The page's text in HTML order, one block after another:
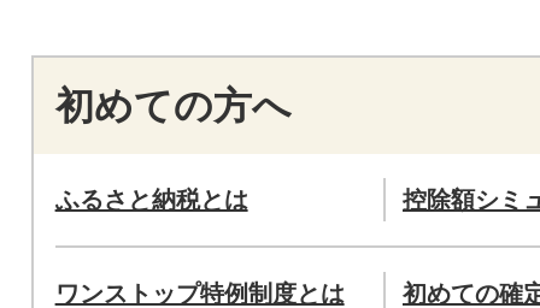
初めての方へ
ふるさと納税とは 控除額シミ
ワンストップ特例制度とは 初めての確